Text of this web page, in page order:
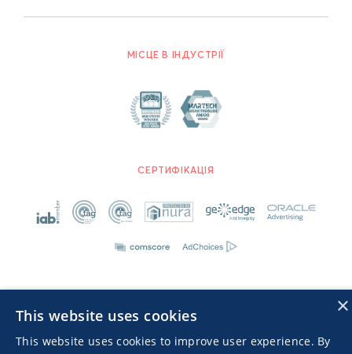
МІСЦЕ В ІНДУСТРІЇ
Advertisers TOS Політика конфіденційності
СЕРТИФІКАЦІЯ
×
This website uses cookies
This website uses cookies to improve user experience. By